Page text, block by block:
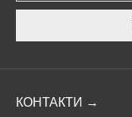
КОНТАКТИ →